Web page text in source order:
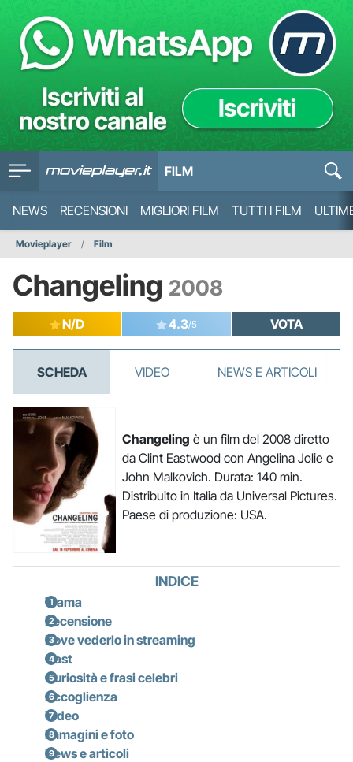
FILM
NEWS RECENSIONI MIGLIORI FILM TUTTI I FILM
Movieplayer Film
Changeling 2008
N/D 4.3/5 VOTA
SCHEDA VIDEO NEWS E ARTICOLI
Changeling è un film del 2008 diretto
da Clint Eastwood con Angelina Jolie e
John Malkovich. Durata: 140 min.
Distribuito in Italia da Universal Pictures.
Paese di produzione: USA.
INDICE
Trama
Recensione
Dove vederlo in streaming
Cast
Curiosità e frasi celebri
Accoglienza
Video
Immagini e foto
News e articoli